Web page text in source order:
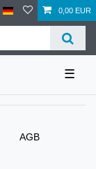
0,00 EUR
☰
AGB